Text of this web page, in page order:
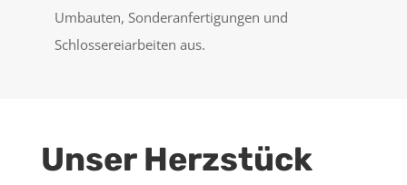
Umbauten, Sonderanfertigungen und
Schlossereiarbeiten aus.
Unser Herzstück